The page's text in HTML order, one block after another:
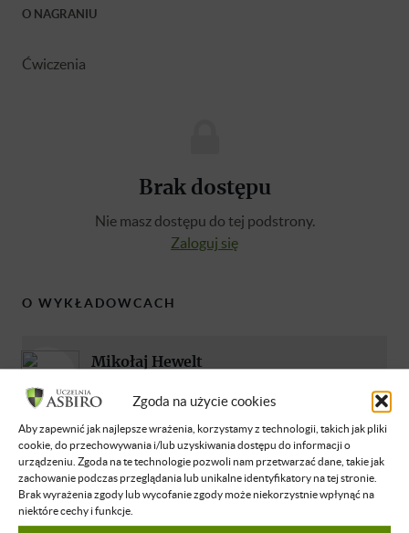
Zgoda na użycie cookies
Aby zapewnić jak najlepsze wrażenia, korzystamy z technologii, takich jak pliki
cookie, do przechowywania i/lub uzyskiwania dostępu do informacji o
urządzeniu. Zgoda na te technologie pozwoli nam przetwarzać dane, takie jak
zachowanie podczas przeglądania lub unikalne identyfikatory na tej stronie.
Brak wyrażenia zgody lub wycofanie zgody może niekorzystnie wpłynąć na
niektóre cechy i funkcje.
O NAGRANIU
Ćwiczenia
Brak dostępu
Nie masz dostępu do tej podstrony.
Zaloguj się
O WYKŁADOWCACH
Mikołaj Hewelt
restrukturyzacyjny, wspólnik w kancelarii
prawnej HWW, właściciel Strzelnicy FSO.
Dowiedz się więcej
Krzysztof Urban